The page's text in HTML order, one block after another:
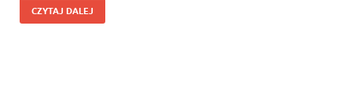
CZYTAJ DALEJ